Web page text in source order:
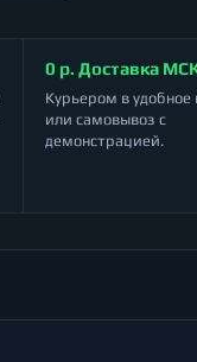
0 р. Доставка
Курьером в удобное
или самовывоз с
демонстрацией.